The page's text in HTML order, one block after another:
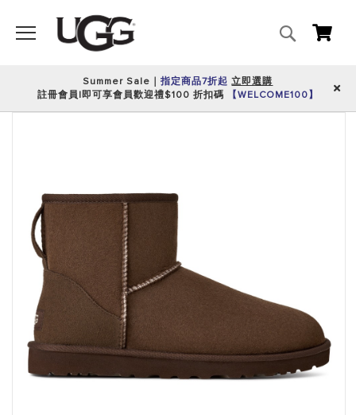
搜
我
Summer Sale｜指定商品7折起立即選購
註冊會員|即可享會員歡迎禮$100 折扣碼
【WELCOME100】